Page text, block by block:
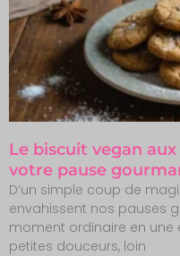
Le biscuit vegan
votre pause
D’un simple coup de
envahissent nos pauses
moment ordinaire en une
petites douceurs, loin